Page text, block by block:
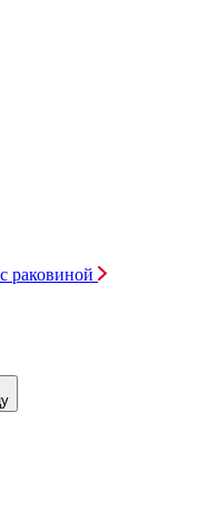
раковиной